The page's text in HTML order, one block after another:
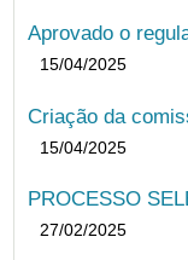
Aprovado o
15/04/2025
Criação da
15/04/2025
PROCESSO
27/02/2025